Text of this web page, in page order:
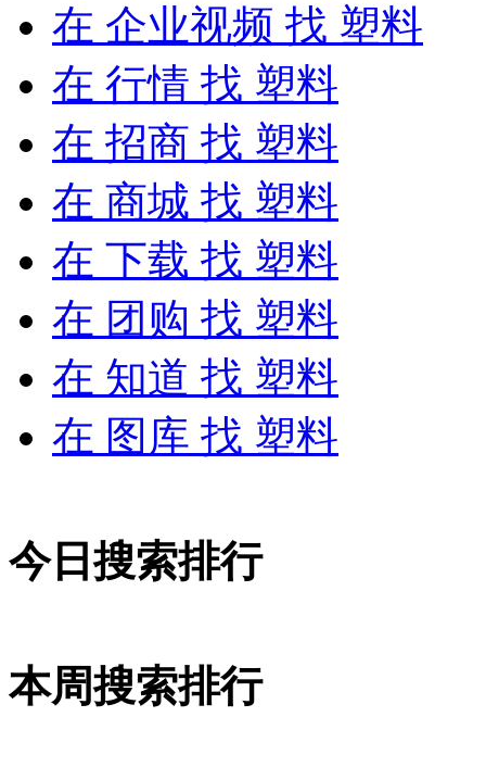
在 企业视频 找 塑料
在 行情 找 塑料
在 招商 找 塑料
在 商城 找 塑料
在 下载 找 塑料
在 团购 找 塑料
在 知道 找 塑料
在 图库 找 塑料
今日搜索排行
本周搜索排行